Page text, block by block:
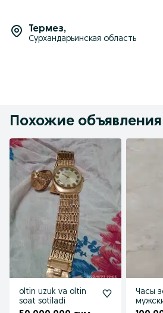
Термез,
Сурхандарьинская область
Похожие объявления
oltin uzuk va oltin
soat sotiladi
Часы